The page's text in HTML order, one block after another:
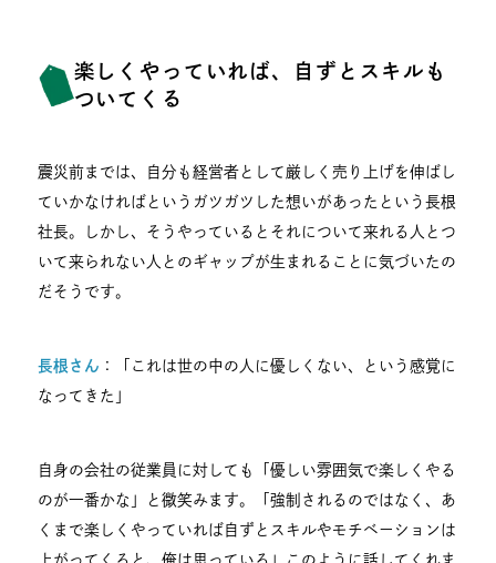
楽しくやっていれば、自ずとスキルも
ついてくる
震災前までは、自分も経営者として厳しく売り上げを伸ばし
ていかなければというガツガツした想いがあったという長根
社長。しかし、そうやっているとそれについて来れる人とつ
いて来られない人とのギャップが生まれることに気づいたの
だそうです。
長根さん ：「これは世の中の人に優しくない、という感覚に
なってきた」
自身の会社の従業員に対しても「優しい雰囲気で楽しくやる
のが一番かな」と微笑みます。「強制されるのではなく、あ
くまで楽しくやっていれば自ずとスキルやモチベーションは